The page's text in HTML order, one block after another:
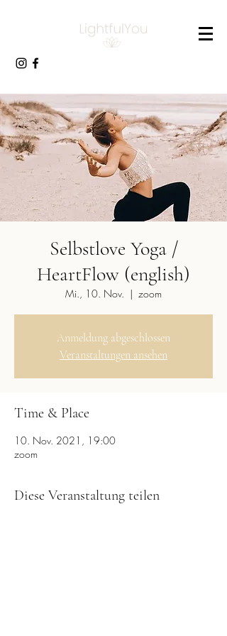
Selbstlove Yoga /
HeartFlow (english)
Mi., 10. Nov.
  |
zoom
Anmeldung abgeschlossen
Veranstaltungen ansehen
Time & Place
10. Nov. 2021, 19:00
zoom
Diese Veranstaltung teilen